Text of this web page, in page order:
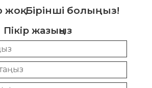
жоқ. Бірінші болыңыз!
Пікір жазыңыз